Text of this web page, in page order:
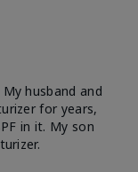
husband and
for years,
in it. My son